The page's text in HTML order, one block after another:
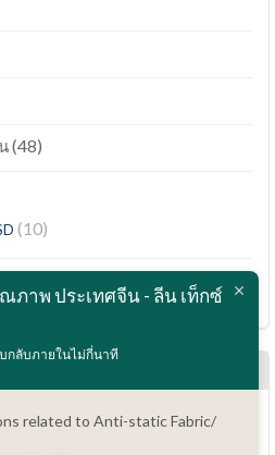
(48)
(10)
ภาพ ประเทศจีน - ลีน เท็กซ์
กลับภายในไม่กี่นาที
related to Anti-static Fabric/